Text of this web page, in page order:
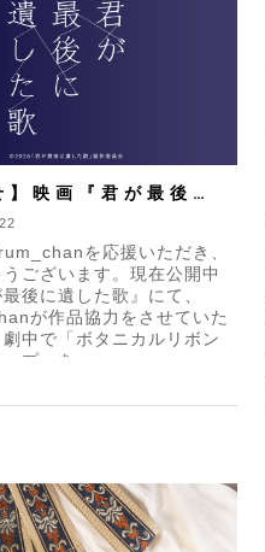
】映画『君が最後に
に作品協力いたしま
を応援いただき、
ございます。現在公開中
後に遺した歌』にて、
が作品協力をさせていた
中で「ボタニカルリボン
プ」を...